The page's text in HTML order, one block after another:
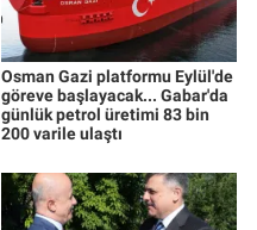
Osman Gazi platformu Eylül'de
göreve başlayacak... Gabar'da
günlük petrol üretimi 83 bin
200 varile ulaştı